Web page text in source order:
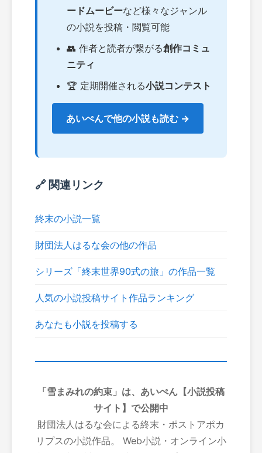
ードムービーなど様々なジャンル
の小説を投稿・閲覧可能
👥 作者と読者が繋がる創作コミュ
ニティ
🏆 定期開催される小説コンテスト
あいぺんで他の小説も読む →
🔗 関連リンク
終末の小説一覧
財団法人はるな会の他の作品
シリーズ「終末世界90式の旅」の作品一覧
人気の小説投稿サイト作品ランキング
あなたも小説を投稿する
「雪まみれの約束」は、あいぺん【小説投稿
サイト】で公開中
財団法人はるな会による終末・ポストアポカ
リプスの小説作品。 Web小説・オンライン小